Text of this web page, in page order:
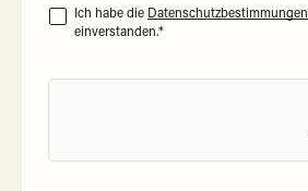
Ich habe die Datenschutzbestimmungen
einverstanden.*